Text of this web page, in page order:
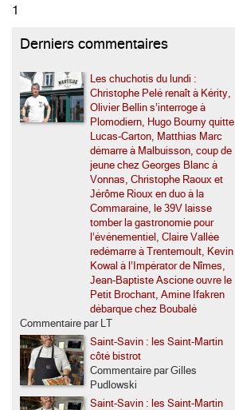
1
Derniers commentaires
Les chuchotis du lundi :
Christophe Pelé renaît à Kérity,
Olivier Bellin s’interroge à
Plomodiern, Hugo Bourny quitte
Lucas-Carton, Matthias Marc
démarre à Malbuisson, coup de
jeune chez Georges Blanc à
Vonnas, Christophe Raoux et
Jérôme Rioux en duo à la
Commaraine, le 39V laisse
tomber la gastronomie pour
l’événementiel, Claire Vallée
redémarre à Trentemoult, Kevin
Kowal à l’Impérator de Nîmes,
Jean-Baptiste Ascione ouvre le
Petit Brochant, Amine Ifakren
débarque chez Boubalé
Commentaire par LT
Saint-Savin : les Saint-Martin
côté bistrot
Commentaire par Gilles
Pudlowski
Saint-Savin : les Saint-Martin